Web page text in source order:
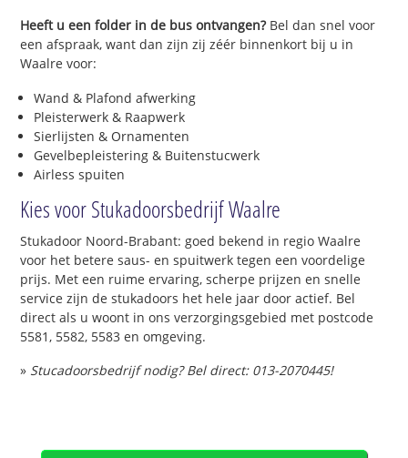
Heeft u een folder in de bus ontvangen?Bel dan snel voor
een afspraak, want dan zijn zij zéér binnenkort bij u in
Waalre voor:
Wand & Plafond afwerking
Pleisterwerk & Raapwerk
Sierlijsten & Ornamenten
Gevelbepleistering & Buitenstucwerk
Airless spuiten
Kies voor Stukadoorsbedrijf Waalre
Stukadoor Noord-Brabant: goed bekend in regio Waalre
voor het betere saus- en spuitwerk tegen een voordelige
prijs. Met een ruime ervaring, scherpe prijzen en snelle
service zijn de stukadoors het hele jaar door actief. Bel
direct als u woont in ons verzorgingsgebied met postcode
5581, 5582, 5583 en omgeving.
» Stucadoorsbedrijf nodig? Bel direct: 013-2070445!